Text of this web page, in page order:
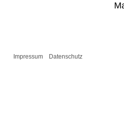
Impressum Datenschutz